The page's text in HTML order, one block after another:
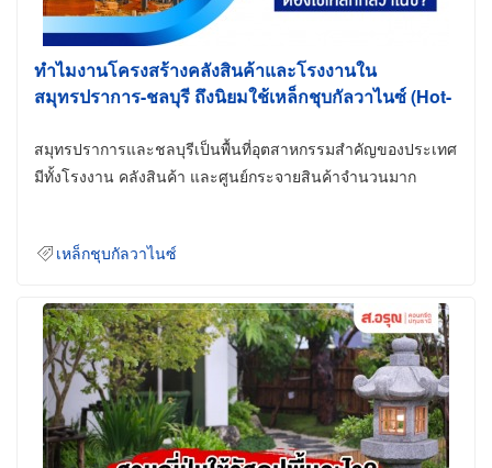
ทำไมงานโครงสร้างคลังสินค้าและโรงงานใน
สมุทรปราการ-ชลบุรี ถึงนิยมใช้เหล็กชุบกัลวาไนซ์ (Hot-
สมุทรปราการและชลบุรีเป็นพื้นที่อุตสาหกรรมสำคัญของประเทศ
มีทั้งโรงงาน คลังสินค้า และศูนย์กระจายสินค้าจำนวนมาก
เหล็กชุบกัลวาไนซ์